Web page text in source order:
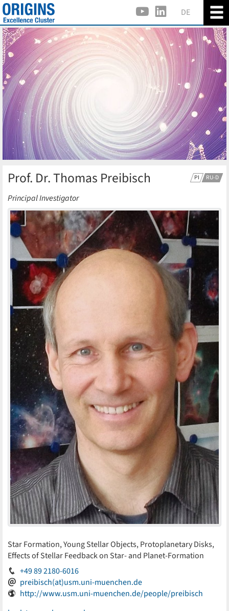
DE
PI RU-D
Prof. Dr. Thomas Preibisch
Principal Investigator
Star Formation, Young Stellar Objects, Protoplanetary Disks,
Effects of Stellar Feedback on Star- and Planet-Formation
+49 89 2180-6016
preibisch(at)usm.uni-muenchen.de
http://www.usm.uni-muenchen.de/people/preibisch